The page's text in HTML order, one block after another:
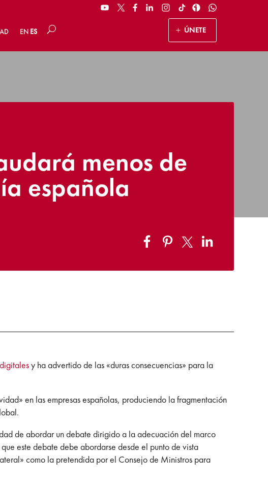
EN ES ÚNETE
menos de
española
y ha advertido de las «duras consecuencias» para la
en las empresas españolas, produciendo la fragmentación
de abordar un debate dirigido a la adecuación del marco
este debate debe abordarse desde el punto de vista
como la pretendida por el Consejo de Ministros para